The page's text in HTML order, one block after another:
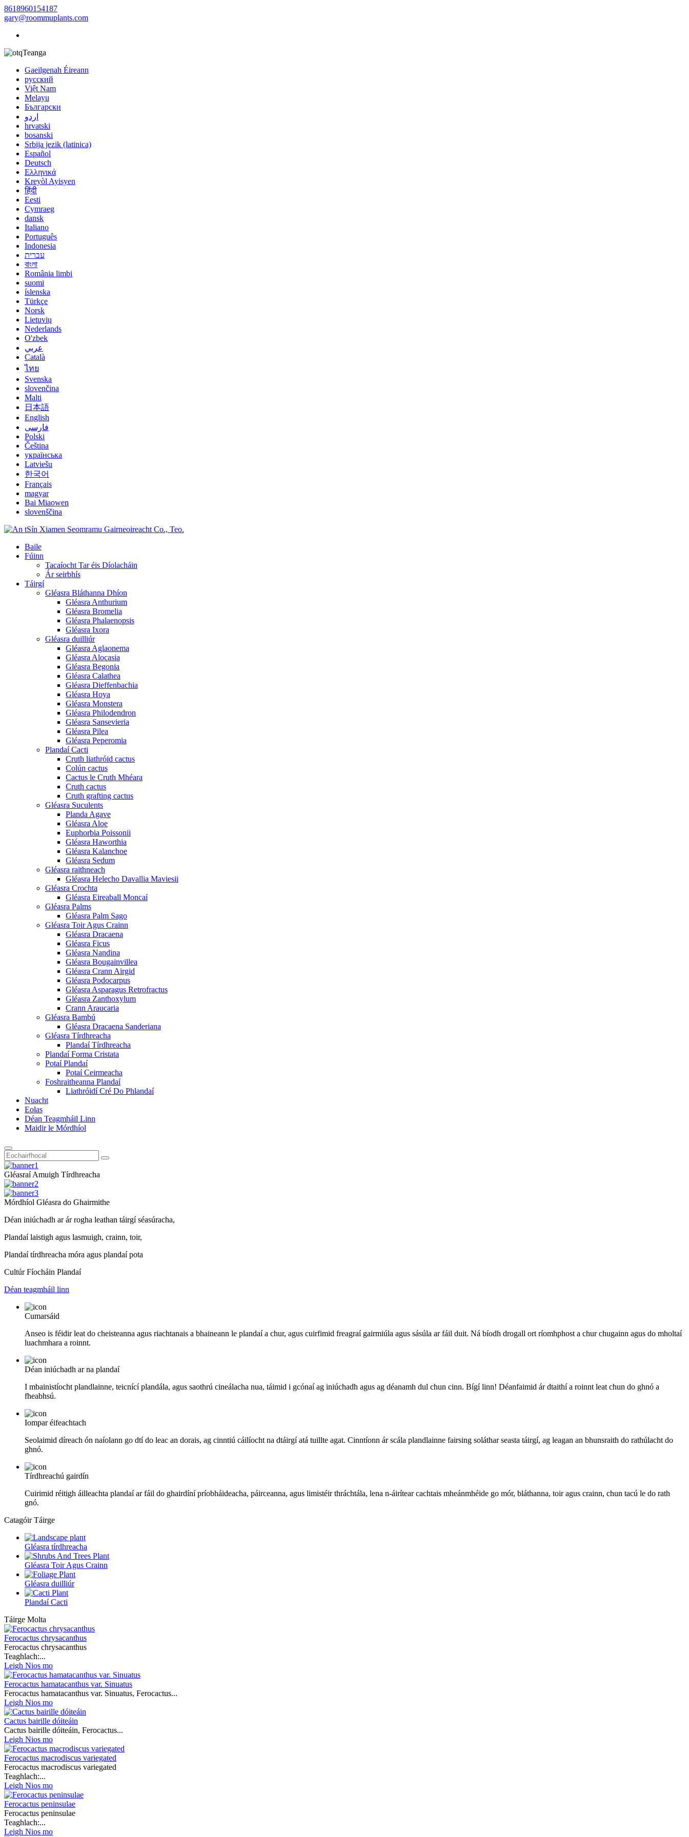
8618960154187
gary@roommuplants.com
Teanga
Gaeilgenah Éireann
русский
Việt Nam
Melayu
Български
اردو
hrvatski
bosanski
Srbija jezik (latinica)
Español
Deutsch
Ελληνικά
Kreyòl Ayisyen
हिंदी
Eesti
Cymraeg
dansk
Italiano
Português
Indonesia
עברית
বাংলা
România limbi
suomi
íslenska
Türkçe
Norsk
Lietuvių
Nederlands
O'zbek
عربي
Català
ไทย
Svenska
slovenčina
Malti
日本語
English
فارسی
Polski
Čeština
українська
Latviešu
한국어
Français
magyar
Bai Miaowen
slovenščina
Baile
Fúinn
Tacaíocht Tar éis Díolacháin
Ár seirbhís
Táirgí
Gléasra Bláthanna Dhíon
Gléasra Anthurium
Gléasra Bromelia
Gléasra Phalaenopsis
Gléasra Ixora
Gléasra duilliúr
Gléasra Aglaonema
Gléasra Alocasia
Gléasra Begonia
Gléasra Calathea
Gléasra Dieffenbachia
Gléasra Hoya
Gléasra Monstera
Gléasra Philodendron
Gléasra Sansevieria
Gléasra Pilea
Gléasra Peperomia
Plandaí Cacti
Cruth liathróid cactus
Colún cactus
Cactus le Cruth Mhéara
Cruth cactus
Cruth grafting cactus
Gléasra Suculents
Planda Agave
Gléasra Aloe
Euphorbia Poissonii
Gléasra Haworthia
Gléasra Kalanchoe
Gléasra Sedum
Gléasra raithneach
Gléasra Helecho Davallia Maviesii
Gléasra Crochta
Gléasra Eireaball Moncaí
Gléasra Palms
Gléasra Palm Sago
Gléasra Toir Agus Crainn
Gléasra Dracaena
Gléasra Ficus
Gléasra Nandina
Gléasra Bougainvillea
Gléasra Crann Airgid
Gléasra Podocarpus
Gléasra Asparagus Retrofractus
Gléasra Zanthoxylum
Crann Araucaria
Gléasra Bambú
Gléasra Dracaena Sanderiana
Gléasra Tírdhreacha
Plandaí Tírdhreacha
Plandaí Forma Cristata
Potaí Plandaí
Potaí Ceirmeacha
Foshraitheanna Plandaí
Liathróidí Cré Do Phlandaí
Nuacht
Eolas
Déan Teagmháil Linn
Maidir le Mórdhíol
Gléasraí Amuigh Tírdhreacha
Mórdhíol Gléasra do Ghairmithe
Déan iniúchadh ar ár rogha leathan táirgí séasúracha,
Plandaí laistigh agus lasmuigh, crainn, toir,
Plandaí tírdhreacha móra agus plandaí pota
Cultúr Fíocháin Plandaí
Déan teagmháil linn
Cumarsáid
Anseo is féidir leat do cheisteanna agus riachtanais a bhaineann le plandaí a chur, agus cuirfimid freagraí gairmiúla agus sásúla ar fáil duit. Ná bíodh drogall ort ríomhphost a chur chugainn agus do mholtaí
luachmhara a roinnt.
Déan iniúchadh ar na plandaí
I mbainistíocht plandlainne, teicnící plandála, agus saothrú cineálacha nua, táimid i gcónaí ag iniúchadh agus ag déanamh dul chun cinn. Bígí linn! Déanfaimid ár dtaithí a roinnt leat chun do ghnó a
fheabhsú.
Iompar éifeachtach
Seolaimid díreach ón naíolann go dtí do leac an dorais, ag cinntiú cáilíocht na dtáirgí atá tuillte agat. Cinntíonn ár scála plandlainne fairsing soláthar seasta táirgí, ag leagan an bhunsraith do rathúlacht do
ghnó.
Tírdhreachú gairdín
Cuirimid réitigh áilleachta plandaí ar fáil do ghairdíní príobháideacha, páirceanna, agus limistéir thráchtála, lena n-áirítear cachtais mheánmhéide go mór, bláthanna, toir agus crainn, chun tacú le do rath
gnó.
Catagóir Táirge
Gléasra tírdhreacha
Gléasra Toir Agus Crainn
Gléasra duilliúr
Plandaí Cacti
Táirge Molta
Ferocactus chrysacanthus
Ferocactus chrysacanthus
Teaghlach:...
Leigh Nios mo
Ferocactus hamatacanthus var. Sinuatus
Ferocactus hamatacanthus var. Sinuatus, Ferocactus...
Leigh Nios mo
Cactus bairille dóiteáin
Cactus bairille dóiteáin, Ferocactus...
Leigh Nios mo
Ferocactus macrodiscus variegated
Ferocactus macrodiscus variegated
Teaghlach:...
Leigh Nios mo
Ferocactus peninsulae
Ferocactus peninsulae
Teaghlach:...
Leigh Nios mo